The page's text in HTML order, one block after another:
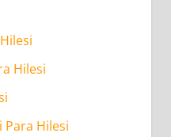
Hilesi
Para Hilesi